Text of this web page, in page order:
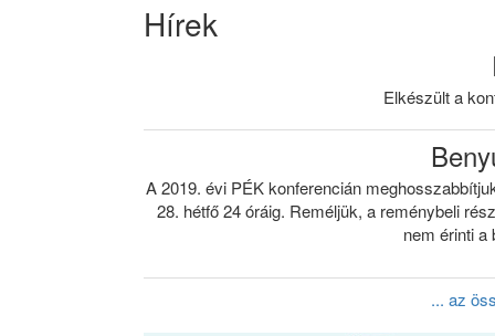
Hírek
Elkészült a
A 2019. évi PÉK konferencián
28. hétfő 24 óráig. Reméljük, a reménybeli
nem érinti a
... az